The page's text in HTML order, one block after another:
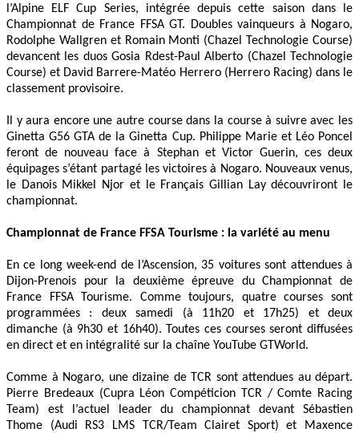
l’Alpine ELF Cup Series, intégrée depuis cette saison dans le
Championnat de France FFSA GT. Doubles vainqueurs à Nogaro,
Rodolphe Wallgren et Romain Monti (Chazel Technologie Course)
devancent les duos Gosia Rdest-Paul Alberto (Chazel Technologie
Course) et David Barrere-Matéo Herrero (Herrero Racing) dans le
classement provisoire.
Il y aura encore une autre course dans la course à suivre avec les
Ginetta G56 GTA de la Ginetta Cup. Philippe Marie et Léo Poncel
feront de nouveau face à Stephan et Victor Guerin, ces deux
équipages s’étant partagé les victoires à Nogaro. Nouveaux venus,
le Danois Mikkel Njor et le Français Gillian Lay découvriront le
championnat.
Championnat de France FFSA Tourisme : la variété au menu
En ce long week-end de l’Ascension, 35 voitures sont attendues à
Dijon-Prenois pour la deuxième épreuve du Championnat de
France FFSA Tourisme. Comme toujours, quatre courses sont
programmées : deux samedi (à 11h20 et 17h25) et deux
dimanche (à 9h30 et 16h40). Toutes ces courses seront diffusées
en direct et en intégralité sur la chaîne YouTube GTWorld.
Comme à Nogaro, une dizaine de TCR sont attendues au départ.
Pierre Bredeaux (Cupra Léon Compéticion TCR / Comte Racing
Team) est l’actuel leader du championnat devant Sébastien
Thome (Audi RS3 LMS TCR/Team Clairet Sport) et Maxence